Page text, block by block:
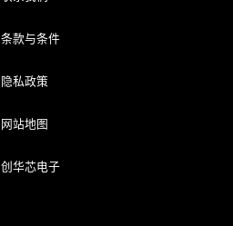
条款与条件
隐私政策
网站地图
创华芯电子